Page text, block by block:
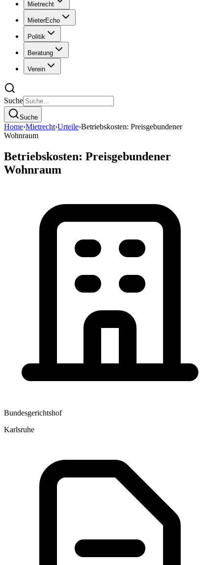
Mietrecht
MieterEcho
Politik
Beratung
Verein
Suche
Suche
Home›Mietrecht›Urteile›Betriebskosten: Preisgebundener
Wohnraum
Betriebskosten: Preisgebundener
Wohnraum
Bundesgerichtshof
Karlsruhe